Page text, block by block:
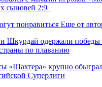
сыновей 2:9
понравиться Еще от
Шкурдай одержали победы
по плаванию
«Шахтера» крупно
Суперлиги